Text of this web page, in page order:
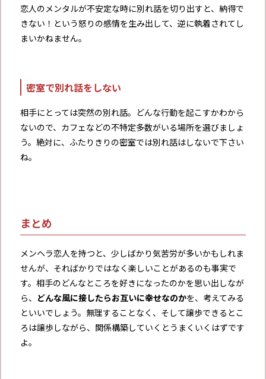
恋人のメンタルが不安定な時に別れ話を切り出すと、納得で
きない！という怒りの感情を生み出して、逆に執着されてし
まいかねません。
密室で別れ話をしない
相手にとっては突然の別れ話。どんな行動を起こすかわから
ないので、カフェなどの不特定多数がいる場所を選びましょ
う。絶対に、ふたりきりの密室では別れ話はしないで下さい
ね。
まとめ
メンヘラ恋人を持つと、少しばかり気苦労が多いかもしれま
せんが、そればかりではなく楽しいことがあるのも事実で
す。相手のどんなところを好きになったのかを思い出しなが
ら、 どんな風に接したらお互いに幸せなのかを、考えてみる
といいでしょう。無理することなく、そして譲歩できるとこ
ろは譲歩しながら、関係構築していくとうまくいくはずです
よ。